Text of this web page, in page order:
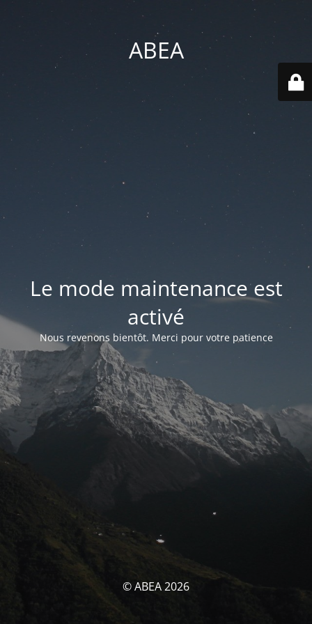
ABEA
Le mode maintenance est
activé
Nous revenons bientôt. Merci pour votre patience
© ABEA 2026